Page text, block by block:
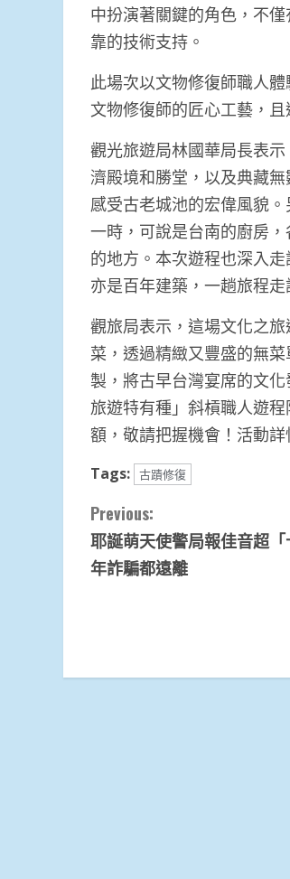
中扮演著關鍵的角色，不
靠的技術支持。
此場次以文物修復師職人
文物修復師的匠心工藝，
觀光旅遊局林國華局長表
濟殿境和勝堂，以及典藏
感受古老城池的宏偉風貌
一時，可說是台南的廚房
的地方。本次遊程也深入
亦是百年建築，一趟旅程
觀旅局表示，這場文化之
菜，透過精緻又豐盛的無
製，將古早台灣宴席的文
旅遊特有種」斜槓職人遊
額，敬請把握機會！活動
Tags: 古蹟修復
Continue
Reading
Previous:
耶誕萌天使警局報佳音超
年詐騙都遠離